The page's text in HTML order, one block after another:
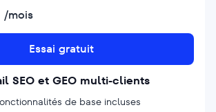
/mois
Essai gratuit
SEO et GEO multi-clients
de base incluses